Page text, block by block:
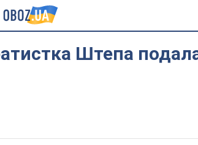
Штепа